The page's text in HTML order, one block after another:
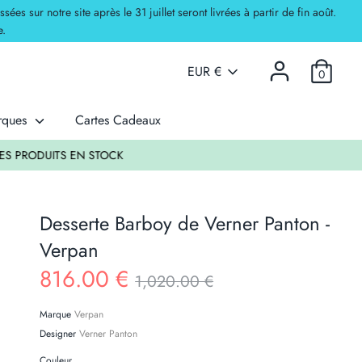
sur notre site après le 31 juillet seront livrées à partir de fin août.
Devise
EUR € 0
Cartes Cadeaux
Desserte Barboy de Verner Panton -
Verpan
816.00 € Prix
1,020.00 €
MarqueVerpan
DesignerVerner Panton